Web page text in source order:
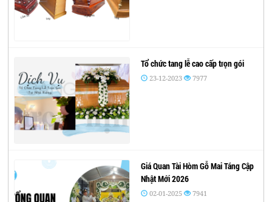
Tổ chức tang lễ cao cấp trọn gói
23-12-2023 7977
Giá Quan Tài Hòm Gỗ Mai Táng Cập
Nhật Mới 2026
02-01-2025 7941